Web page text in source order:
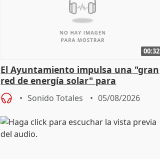
00:32
El Ayuntamiento impulsa una "gran
red de energía solar" para
autoconsumo
Sonido Totales 05/08/2026